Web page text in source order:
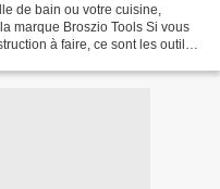
de bain ou votre cuisine,
marque Broszio Tools Si vous
à faire, ce sont les outils